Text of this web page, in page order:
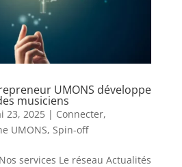
UMONS développe
musiciens
23, 2025| Connecter,
UMONS, Spin-off
services Le réseau Actualités